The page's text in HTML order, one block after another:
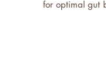
for optimal gut
Lactobacillus,
and Streptococcus
✔ Supports Gut,